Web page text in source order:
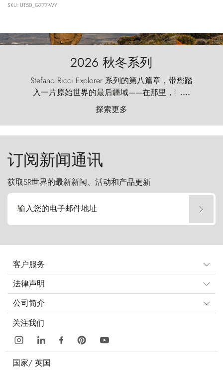
SKU: UT50_G777-WY
2026 秋冬系列
Stefano Ricci Explorer 系列的第八篇章，带您踏
入一片原始世界的最后疆域——在那里，狂风
以远古的怒号雕琢着自然，而百内塔（Torres
del Paine）则宛如石砌的哨兵，傲然向苍穹发
起挑战。
....
探索更多
订阅新闻通讯
获取SR世界的最新新闻、活动和产品更新
输入您的电子邮件地址
客户服务
法律声明
公司简介
关注我们
国家/ 英国